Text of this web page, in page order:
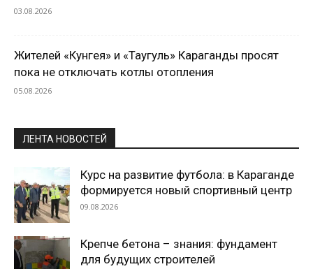
03.08.2026
Жителей «Кунгея» и «Таугуль» Караганды просят
пока не отключать котлы отопления
05.08.2026
ЛЕНТА НОВОСТЕЙ
Курс на развитие футбола: в Караганде
формируется новый спортивный центр
09.08.2026
Крепче бетона – знания: фундамент
для будущих строителей